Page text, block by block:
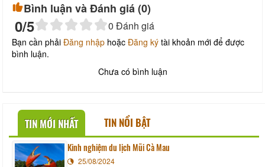
Bình luận và Đánh giá (0)
0/5 0 Đánh giá
Bạn cần phải Đăng nhập hoặc Đăng ký tài khoản mới để được
bình luận.
Chưa có bình luận
TIN MỚI NHẤT TIN NỔI BẬT
Kinh nghiệm du lịch Mũi Cà Mau
25/08/2024